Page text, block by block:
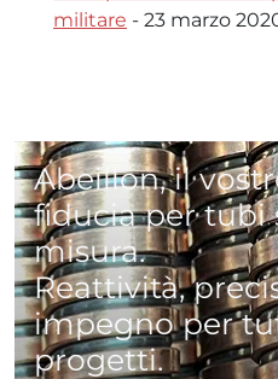
militare - 23 marzo
Abeillon, il
fiducia per tubi
misura.
Reattività,
impegno per
progetti.